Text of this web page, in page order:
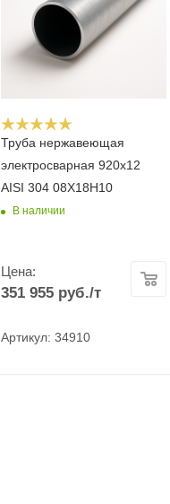
Труба нержавеющая
электросварная 920х12
AISI 304 08Х18Н10
В наличии
Цена:
351 955руб./т
Артикул: 34910